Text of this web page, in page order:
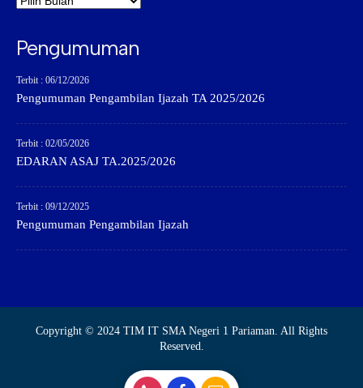
Pengumuman
Terbit : 06/12/2026
Pengumuman Pengambilan Ijazah TA 2025/2026
Terbit : 02/05/2026
EDARAN ASAJ TA.2025/2026
Terbit : 09/12/2025
Pengumuman Pengambilan Ijazah
Copyright © 2024 TIM IT SMA Negeri 1 Pariaman. All Rights
Reserved.